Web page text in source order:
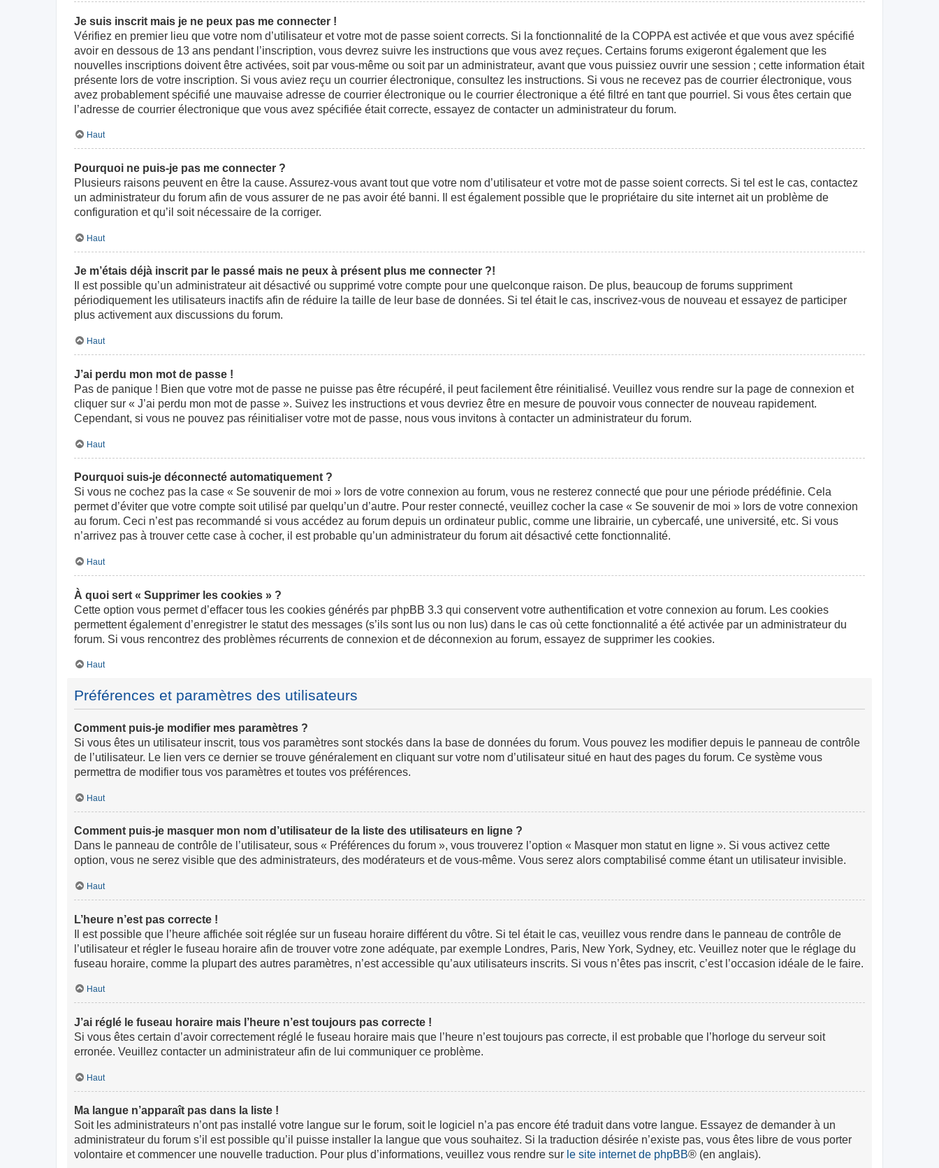
Je suis inscrit mais je ne peux pas me connecter !
Vérifiez en premier lieu que votre nom d’utilisateur et votre mot de passe soient corrects. Si la fonctionnalité de la COPPA est activée et que vous avez spécifié
avoir en dessous de 13 ans pendant l’inscription, vous devrez suivre les instructions que vous avez reçues. Certains forums exigeront également que les
nouvelles inscriptions doivent être activées, soit par vous-même ou soit par un administrateur, avant que vous puissiez ouvrir une session ; cette information était
présente lors de votre inscription. Si vous aviez reçu un courrier électronique, consultez les instructions. Si vous ne recevez pas de courrier électronique, vous
avez probablement spécifié une mauvaise adresse de courrier électronique ou le courrier électronique a été filtré en tant que pourriel. Si vous êtes certain que
l’adresse de courrier électronique que vous avez spécifiée était correcte, essayez de contacter un administrateur du forum.
Haut
Pourquoi ne puis-je pas me connecter ?
Plusieurs raisons peuvent en être la cause. Assurez-vous avant tout que votre nom d’utilisateur et votre mot de passe soient corrects. Si tel est le cas, contactez
un administrateur du forum afin de vous assurer de ne pas avoir été banni. Il est également possible que le propriétaire du site internet ait un problème de
configuration et qu’il soit nécessaire de la corriger.
Haut
Je m’étais déjà inscrit par le passé mais ne peux à présent plus me connecter ?!
Il est possible qu’un administrateur ait désactivé ou supprimé votre compte pour une quelconque raison. De plus, beaucoup de forums suppriment
périodiquement les utilisateurs inactifs afin de réduire la taille de leur base de données. Si tel était le cas, inscrivez-vous de nouveau et essayez de participer
plus activement aux discussions du forum.
Haut
J’ai perdu mon mot de passe !
Pas de panique ! Bien que votre mot de passe ne puisse pas être récupéré, il peut facilement être réinitialisé. Veuillez vous rendre sur la page de connexion et
cliquer sur « J’ai perdu mon mot de passe ». Suivez les instructions et vous devriez être en mesure de pouvoir vous connecter de nouveau rapidement.
Cependant, si vous ne pouvez pas réinitialiser votre mot de passe, nous vous invitons à contacter un administrateur du forum.
Haut
Pourquoi suis-je déconnecté automatiquement ?
Si vous ne cochez pas la case « Se souvenir de moi » lors de votre connexion au forum, vous ne resterez connecté que pour une période prédéfinie. Cela
permet d’éviter que votre compte soit utilisé par quelqu’un d’autre. Pour rester connecté, veuillez cocher la case « Se souvenir de moi » lors de votre connexion
au forum. Ceci n’est pas recommandé si vous accédez au forum depuis un ordinateur public, comme une librairie, un cybercafé, une université, etc. Si vous
n’arrivez pas à trouver cette case à cocher, il est probable qu’un administrateur du forum ait désactivé cette fonctionnalité.
Haut
À quoi sert « Supprimer les cookies » ?
Cette option vous permet d’effacer tous les cookies générés par phpBB 3.3 qui conservent votre authentification et votre connexion au forum. Les cookies
permettent également d’enregistrer le statut des messages (s’ils sont lus ou non lus) dans le cas où cette fonctionnalité a été activée par un administrateur du
forum. Si vous rencontrez des problèmes récurrents de connexion et de déconnexion au forum, essayez de supprimer les cookies.
Haut
Préférences et paramètres des utilisateurs
Comment puis-je modifier mes paramètres ?
Si vous êtes un utilisateur inscrit, tous vos paramètres sont stockés dans la base de données du forum. Vous pouvez les modifier depuis le panneau de contrôle
de l’utilisateur. Le lien vers ce dernier se trouve généralement en cliquant sur votre nom d’utilisateur situé en haut des pages du forum. Ce système vous
permettra de modifier tous vos paramètres et toutes vos préférences.
Haut
Comment puis-je masquer mon nom d’utilisateur de la liste des utilisateurs en ligne ?
Dans le panneau de contrôle de l’utilisateur, sous « Préférences du forum », vous trouverez l’option « Masquer mon statut en ligne ». Si vous activez cette
option, vous ne serez visible que des administrateurs, des modérateurs et de vous-même. Vous serez alors comptabilisé comme étant un utilisateur invisible.
Haut
L’heure n’est pas correcte !
Il est possible que l’heure affichée soit réglée sur un fuseau horaire différent du vôtre. Si tel était le cas, veuillez vous rendre dans le panneau de contrôle de
l’utilisateur et régler le fuseau horaire afin de trouver votre zone adéquate, par exemple Londres, Paris, New York, Sydney, etc. Veuillez noter que le réglage du
fuseau horaire, comme la plupart des autres paramètres, n’est accessible qu’aux utilisateurs inscrits. Si vous n’êtes pas inscrit, c’est l’occasion idéale de le faire.
Haut
J’ai réglé le fuseau horaire mais l’heure n’est toujours pas correcte !
Si vous êtes certain d’avoir correctement réglé le fuseau horaire mais que l’heure n’est toujours pas correcte, il est probable que l’horloge du serveur soit
erronée. Veuillez contacter un administrateur afin de lui communiquer ce problème.
Haut
Ma langue n’apparaît pas dans la liste !
Soit les administrateurs n’ont pas installé votre langue sur le forum, soit le logiciel n’a pas encore été traduit dans votre langue. Essayez de demander à un
administrateur du forum s’il est possible qu’il puisse installer la langue que vous souhaitez. Si la traduction désirée n’existe pas, vous êtes libre de vous porter
volontaire et commencer une nouvelle traduction. Pour plus d’informations, veuillez vous rendre sur le site internet de phpBB® (en anglais).